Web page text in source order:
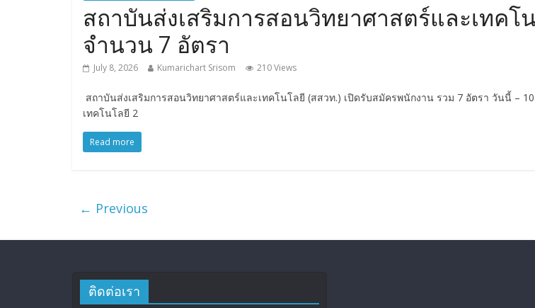
สถาบันส่งเสริมการสอนวิทยาศาสตร์และเทค
จำนวน 7 อัตรา
July 8, 2026 Kumarichart Srisom 210 Views
สถาบันส่งเสริมการสอนวิทยาศาสตร์และเทคโนโลยี (สสวท.) เปิดรับสมัครพนักงาน รวม 7 อัตรา วันนี้ – 10
เทคโนโลยี 2
Read more
← Previous
ติดต่อเรา